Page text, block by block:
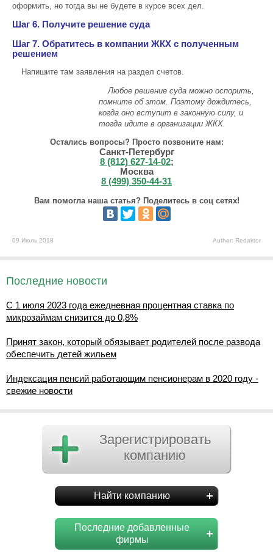
оформить, но тогда вы не будете в курсе всех дел.
Шаг 6. Получите решение суда
Шаг 7. Обратитесь в компании ЖКХ с полученным
решением
Напишите там заявления на раздел счетов.
Любое решение суда можно оспорить,
помните об этом. Поэтому дождитесь,
когда оно вступит в законную силу, и
тогда идите в организации ЖКХ.
Остались вопросы? Просто позвоните нам:
Санкт-Петербург
8 (812) 627-14-02;
Москва
8 (499) 350-44-31
Вам помогла наша статья? Поделитесь в соц сетях!
09 Июль 2018 Author: Redaktor
Последние новости
С 1 июля 2023 года ежедневная процентная ставка по
микрозаймам снизится до 0,8%
Принят закон, который обязывает родителей после развода
обеспечить детей жильем
Индексация пенсий работающим пенсионерам в 2020 году -
свежие новости
Зарегистрировать
компанию
Найти компанию
Последние добавленные
фирмы